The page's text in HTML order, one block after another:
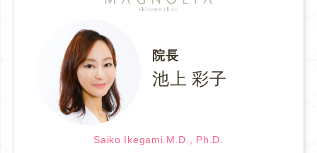
院長
池上 彩子
Saiko Ikegami.M.D., Ph.D.